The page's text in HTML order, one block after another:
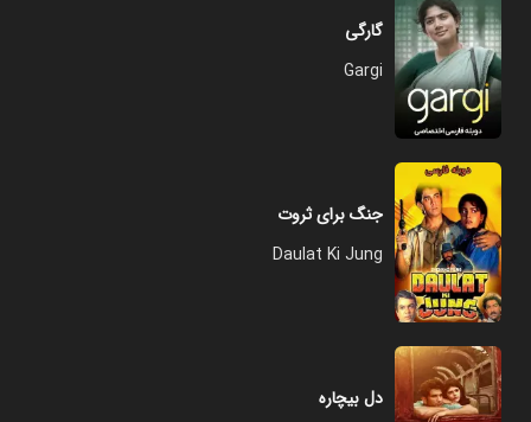
گارگی
Gargi
جنگ برای ثروت
Daulat Ki Jung
دل بیچاره